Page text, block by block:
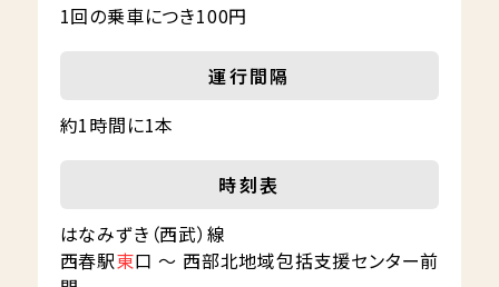
1回の乗車につき100円
運行間隔
約1時間に1本
時刻表
はなみずき（西武）線
西春駅東口 〜 西部北地域包括支援センター前